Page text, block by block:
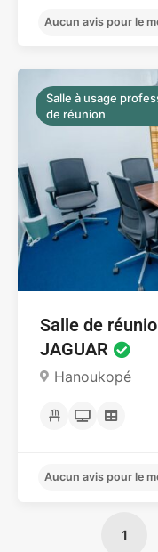
Aucun avis pour le
Salle à usage
de réunion
Salle de
JAGUAR
Hanoukopé
1